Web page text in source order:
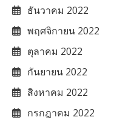
ธันวาคม 2022
พฤศจิกายน 2022
ตุลาคม 2022
กันยายน 2022
สิงหาคม 2022
กรกฎาคม 2022